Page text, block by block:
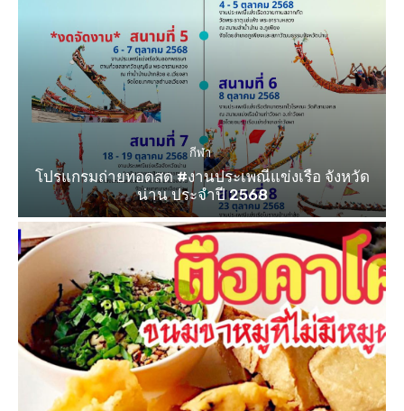
กีฬา
โปรแกรมถ่ายทอดสด #งานประเพณีแข่งเรือ จังหวัด
น่าน ประจำปี 2568